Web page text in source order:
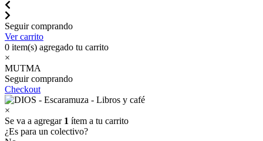
Seguir comprando
Ver carrito
0 item(s) agregado tu carrito
×
MUTMA
Seguir comprando
Checkout
×
Se va a agregar 1 ítem a tu carrito
¿Es para un colectivo?